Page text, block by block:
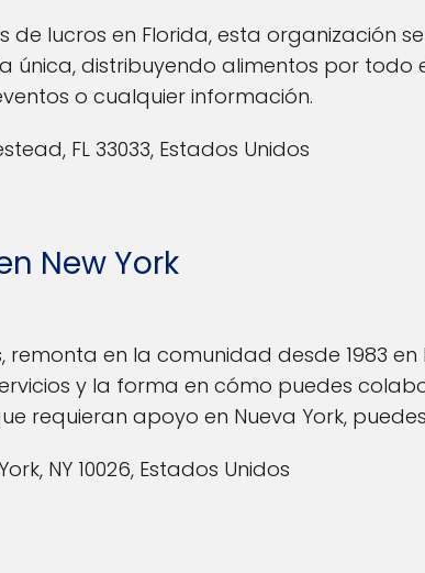
de lucros en Florida, esta organización
distribuyendo alimentos por todo
o cualquier información.
FL 33033, Estados Unidos
New York
en la comunidad desde 1983 en
y la forma en cómo puedes
requieran apoyo en Nueva York,
NY 10026, Estados Unidos